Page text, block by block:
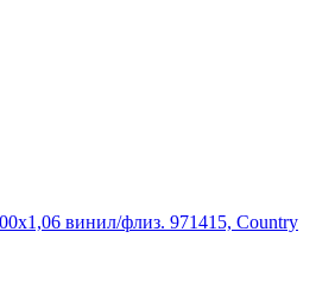
винил/флиз. 971415, Country